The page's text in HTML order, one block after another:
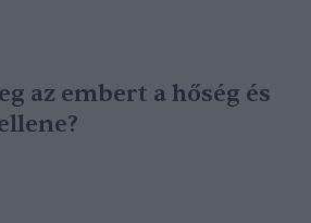
az embert a hőség és